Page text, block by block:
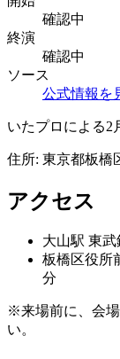
確認中
終演
確認中
ソース
公式情報を
いたプロによる2
住所: 東京都板橋
アクセス
大山駅 東武
板橋区役所
分
※来場前に、会
い。